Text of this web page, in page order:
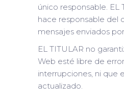
único responsable. EL
hace responsable del
mensajes enviados
EL TITULAR no
Web esté libre de
interrupciones, ni que
actualizado.